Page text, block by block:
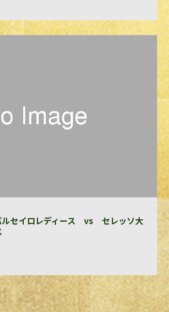
セイロレディース vs セレッソ大